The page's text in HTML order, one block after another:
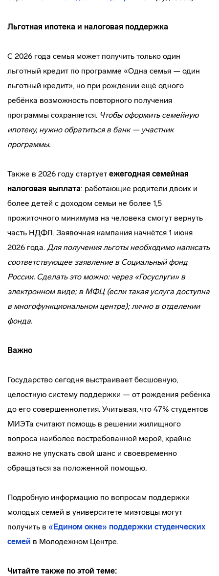
Льготная ипотека и налоговая поддержка
С 2026 года семья может получить только один
льготный кредит по программе «Одна семья — один
льготный кредит», но при рождении ещё одного
ребёнка возможность повторного получения
программы сохраняется. Чтобы оформить семейную
ипотеку, нужно обратиться в банк — участник
программы.
Также в 2026 году стартует ежегодная семейная
налоговая выплата: работающие родители двоих и
более детей с доходом семьи не более 1,5
прожиточного минимума на человека смогут вернуть
часть НДФЛ. Заявочная кампания начнётся 1 июня
2026 года. Для получения льготы необходимо написать
соответствующее заявление в Социальный фонд
России. Сделать это можно: через «Госуслуги» в
электронном виде; в МФЦ (если такая услуга доступна
в многофункциональном центре); лично в отделении
фонда.
Важно
Государство сегодня выстраивает бесшовную,
целостную систему поддержки — от рождения ребёнка
до его совершеннолетия. Учитывая, что 47% студентов
МИЭТа считают помощь в решении жилищного
вопроса наиболее востребованной мерой, крайне
важно не упускать свой шанс и своевременно
обращаться за положенной помощью.
Подробную информацию по вопросам поддержки
молодых семей в университете миэтовцы могут
получить в «Едином окне» поддержки студенческих
семей в Молодежном Центре.
Читайте также по этой теме: